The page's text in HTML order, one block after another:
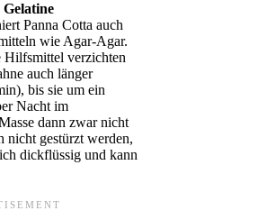
Gelatine
Panna Cotta auch
wie Agar-Agar.
Hilfsmittel verzichten
auch länger
bis sie um ein
Nacht im
dann zwar nicht
nicht gestürzt werden,
dickflüssig und kann